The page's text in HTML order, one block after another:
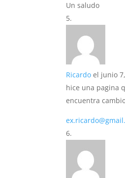
Un saludo
Ricardo el junio
hice una pagina
encuentra